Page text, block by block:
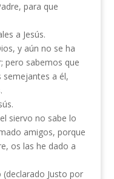
para que
a Jesús.
y aún no se ha
pero sabemos que
semejantes a él,
siervo no sabe lo
amigos, porque
os las he dado a
Justo por